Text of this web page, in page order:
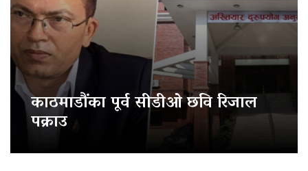
काठमाडौंका पूर्व सीडीओ छवि रिजाल
पक्राउ